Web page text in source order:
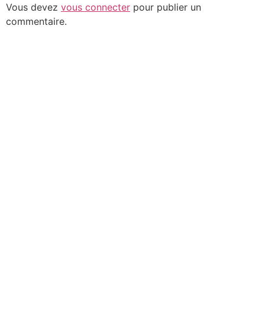
Vous devez vous connecter pour publier un
commentaire.